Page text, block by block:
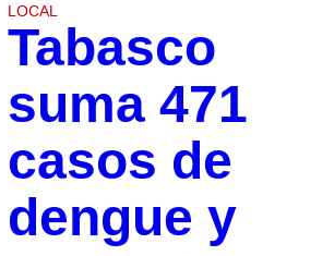
LOCAL
Tabasco
suma 471
casos de
dengue y